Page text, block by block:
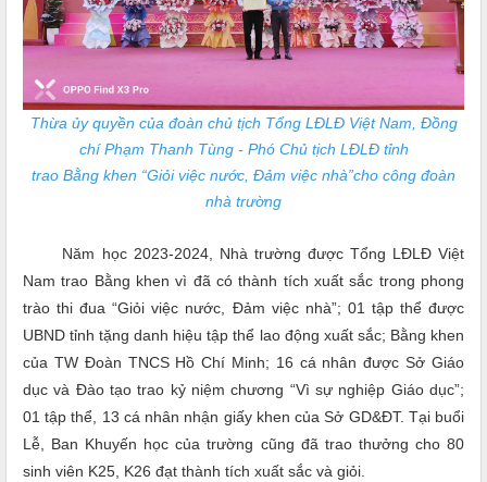
Thừa ủy quyền của đoàn chủ tịch Tổng LĐLĐ Việt Nam, Đồng
chí Phạm Thanh Tùng - Phó Chủ tịch LĐLĐ tỉnh
trao Bằng khen “Giỏi việc nước, Đảm việc nhà”cho công đoàn
nhà trường
Năm học 2023-2024, Nhà trường được Tổng LĐLĐ Việt
Nam trao Bằng khen vì đã có thành tích xuất sắc trong phong
trào thi đua “Giỏi việc nước, Đảm việc nhà”; 01 tập thể được
UBND tỉnh tặng danh hiệu tập thể lao động xuất sắc; Bằng khen
của TW Đoàn TNCS Hồ Chí Minh; 16 cá nhân được Sở Giáo
dục và Đào tạo trao kỷ niệm chương “Vì sự nghiệp Giáo dục”;
01 tập thể, 13 cá nhân nhận giấy khen của Sở GD&ĐT. Tại buổi
Lễ, Ban Khuyến học của trường cũng đã trao thưởng cho 80
sinh viên K25, K26 đạt thành tích xuất sắc và giỏi.